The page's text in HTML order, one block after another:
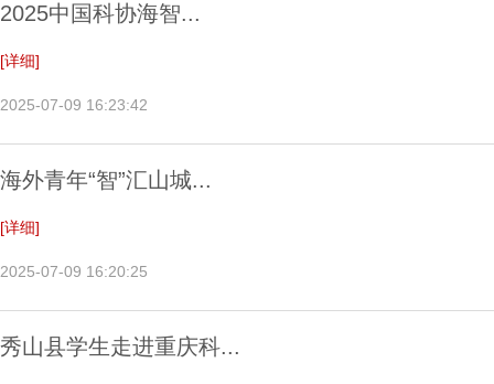
2025中国科协海智...
[详细]
2025-07-09 16:23:42
海外青年“智”汇山城...
[详细]
2025-07-09 16:20:25
秀山县学生走进重庆科...